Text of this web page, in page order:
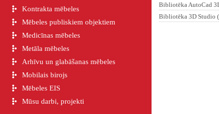
Kontrakta mēbeles
Mēbeles publiskiem objektiem
Medicīnas mēbeles
Metāla mēbeles
Arhīvu un glabāšanas mēbeles
Mobilais birojs
Mēbeles EIS
Mūsu darbi, projekti
Bibliotēka AutoCad
Bibliotēka 3D Studio